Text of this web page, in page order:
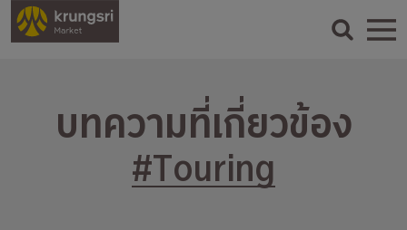
บทความที่เกี่ยวข้อง
#Touring